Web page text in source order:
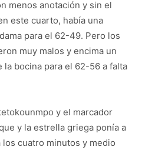
menos anotación y sin el
este cuarto, había una
para el 62-49. Pero los
muy malos y encima un
bocina para el 62-56 a falta
y el marcador
y la estrella griega ponía a
cuatro minutos y medio